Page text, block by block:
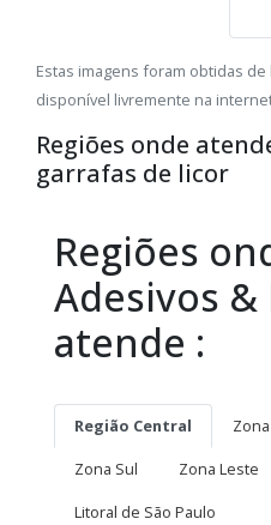
Estas imagens foram obtidas
disponível livremente na
Regiões onde
garrafas de licor
Regiões
Adesivos &
atende :
Região Central
Zona Sul
Zona Leste
Litoral de São Paulo